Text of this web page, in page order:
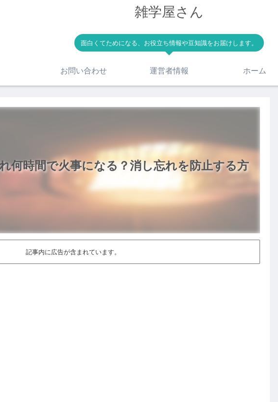
雑学屋さん
面白くてためになる、お役立ち情報や豆知識をお届けします。
お問い合わせ 運営者情報 ホーム
何時間で火事になる？消し忘れを防止する方
記事内に広告が含まれています。